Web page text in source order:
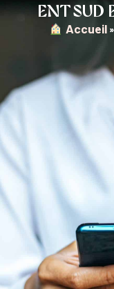
ENT SUD
︎ Accueil »